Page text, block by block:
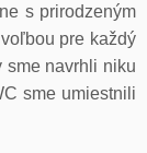
s prirodzeným
pre každý
sme navrhli niku
sme umiestnili